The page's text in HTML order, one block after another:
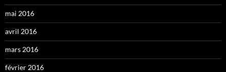
mai 2016
avril 2016
mars 2016
février 2016